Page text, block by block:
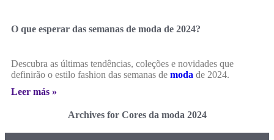
O que esperar das semanas de moda de 2024?
Descubra as últimas tendências, coleções e novidades que
definirão o estilo fashion das semanas de moda de 2024.
Leer más »
Archives for Cores da moda 2024